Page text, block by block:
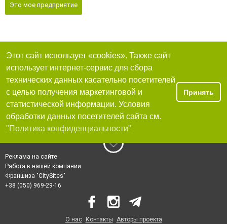
Это мое предприятие
Этот сайт использует «cookies». Также сайт
использует интернет-сервис для сбора
технических данных касательно посетителей
с целью получения маркетинговой и
статистической информации. Условия
обработки данных посетителей сайта см.
"Политика конфиденциальности"
Принять
Реклама на сайте
Работа в нашей компании
Франшиза "CitySites"
+38 (050) 969-29-16
О нас Контакты Авторы проекта